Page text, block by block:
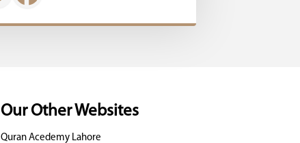
Our Other Websites
Quran Acedemy Lahore